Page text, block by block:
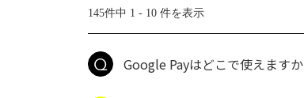
145件中 1 - 10 件を表示
Google Payはどこで使えますか